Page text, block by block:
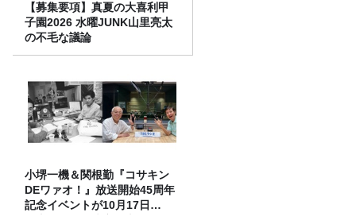
【募集要項】真夏の大喜利甲
子園2026 水曜JUNK山里亮太
の不毛な議論
小堺一機＆関根勤『コサキン
DEワァオ！』放送開始45周年
記念イベントが10月17日